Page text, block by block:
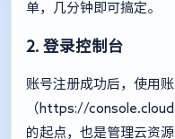
单，几分钟即可搞定。
2. 登录控制台
账号注册成功后，使用
（https://
的起点，也是管理云资源